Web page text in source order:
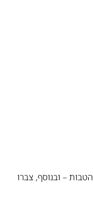
– ובנוסף, צברו